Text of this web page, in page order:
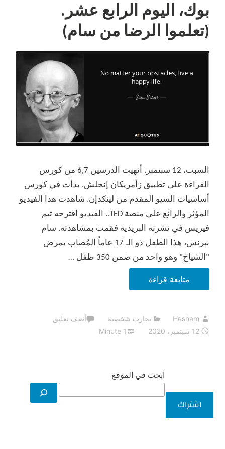
(والأخير)
بوك، اليوم الرابع عشر.
(تعلموا الرضا من سام)
السبت، 12 سبتمبر. أنهيت الدرسين 6,7 من كورس
القراءة على تطبيق زأمريكان إنجلش. بدأت في كورس
أساسيات السيو المقدم من لينكدإن. شاهدت هذا الفيديو
المؤثر والرائع على منصة TED.. الفيديو اقترحه تيم
فيريس في نشرته البريدية فقمت بمشاهدته. سام
بيرنس، هذا الطفل ذو الـ 17 عاماً المُصاب بمرض
"الشياخ" وهو واحد من ضمن 350 طفل …
متابعة قراءة
في
عن
الفيس
الرابع
Hesham تجارب شخصية
أضف تعليق
12 سبتمبر، 2020
1 Minute
ابحث في الموقع
اشتراك